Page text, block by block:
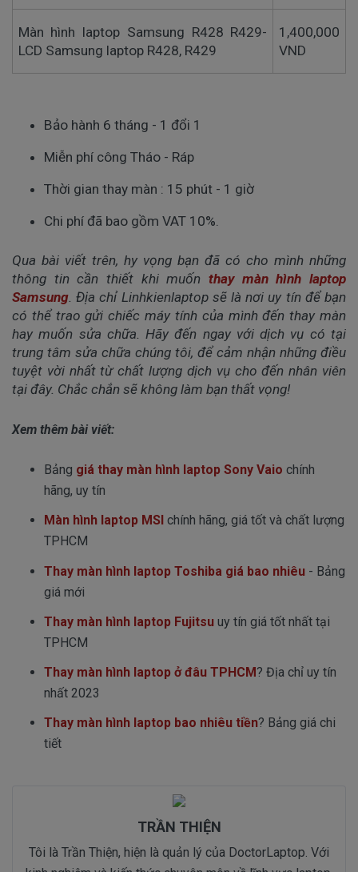
Màn hình laptop Samsung R428 R429-
LCD Samsung laptop R428, R429
1,400,000
VND
Bảo hành 6 tháng - 1 đổi 1
Miễn phí công Tháo - Ráp
Thời gian thay màn : 15 phút - 1 giờ
Chi phí đã bao gồm VAT 10%.
Qua bài viết trên, hy vọng bạn đã có cho mình những
thông tin cần thiết khi muốn thay màn hình laptop
Samsung. Địa chỉ Linhkienlaptop sẽ là nơi uy tín để bạn
có thể trao gửi chiếc máy tính của mình đến thay màn
hay muốn sửa chữa. Hãy đến ngay với dịch vụ có tại
trung tâm sửa chữa chúng tôi, để cảm nhận những điều
tuyệt vời nhất từ chất lượng dịch vụ cho đến nhân viên
tại đây. Chắc chắn sẽ không làm bạn thất vọng!
Xem thêm bài viết:
Bảng giá thay màn hình laptop Sony Vaio chính
hãng, uy tín
Màn hình laptop MSI chính hãng, giá tốt và chất lượng
TPHCM
Thay màn hình laptop Toshiba giá bao nhiêu - Bảng
giá mới
Thay màn hình laptop Fujitsu uy tín giá tốt nhất tại
TPHCM
Thay màn hình laptop ở đâu TPHCM? Địa chỉ uy tín
nhất 2023
Thay màn hình laptop bao nhiêu tiền? Bảng giá chi
tiết
TRẦN THIỆN
Tôi là Trần Thiện, hiện là quản lý của DoctorLaptop. Với